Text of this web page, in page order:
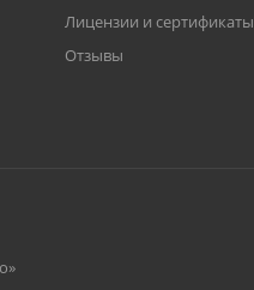
Лицензии и сертификаты
Отзывы